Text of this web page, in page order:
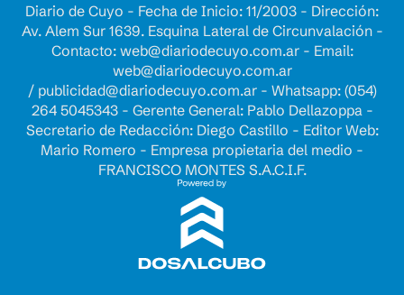
Diario de Cuyo - Fecha de Inicio: 11/2003 - Dirección:
Av. Alem Sur 1639. Esquina Lateral de Circunvalación -
Contacto: web@diariodecuyo.com.ar- Email:
web@diariodecuyo.com.ar
/ publicidad@diariodecuyo.com.ar- Whatsapp: (054)
264 5045343 - Gerente General: Pablo Dellazoppa -
Secretario de Redacción: Diego Castillo - Editor Web:
Mario Romero - Empresa propietaria del medio -
FRANCISCO MONTES S.A.C.I.F.